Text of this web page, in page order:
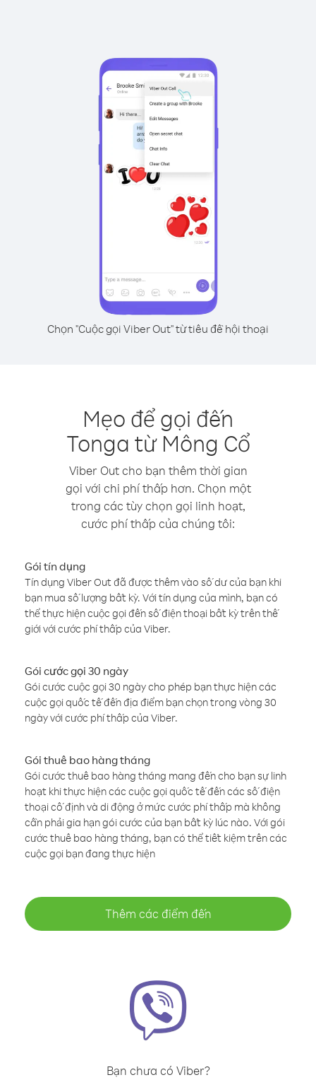
Chọn "Cuộc gọi Viber Out" từ tiêu đề hội thoại
Mẹo để gọi đến
Tonga từ Mông Cổ
Viber Out cho bạn thêm thời gian
gọi với chi phí thấp hơn. Chọn một
trong các tùy chọn gọi linh hoạt,
cước phí thấp của chúng tôi:
Gói tín dụng
Tín dụng Viber Out đã được thêm vào số dư của bạn khi
bạn mua số lượng bất kỳ. Với tín dụng của mình, bạn có
thể thực hiện cuộc gọi đến số điện thoại bất kỳ trên thế
giới với cước phí thấp của Viber.
Gói cước gọi 30 ngày
Gói cước cuộc gọi 30 ngày cho phép bạn thực hiện các
cuộc gọi quốc tế đến địa điểm bạn chọn trong vòng 30
ngày với cước phí thấp của Viber.
Gói thuê bao hàng tháng
Gói cước thuê bao hàng tháng mang đến cho bạn sự linh
hoạt khi thực hiện các cuộc gọi quốc tế đến các số điện
thoại cố định và di động ở mức cước phí thấp mà không
cần phải gia hạn gói cước của bạn bất kỳ lúc nào. Với gói
cước thuê bao hàng tháng, bạn có thể tiết kiệm trên các
cuộc gọi bạn đang thực hiện
Thêm các điểm đến
Bạn chưa có Viber?